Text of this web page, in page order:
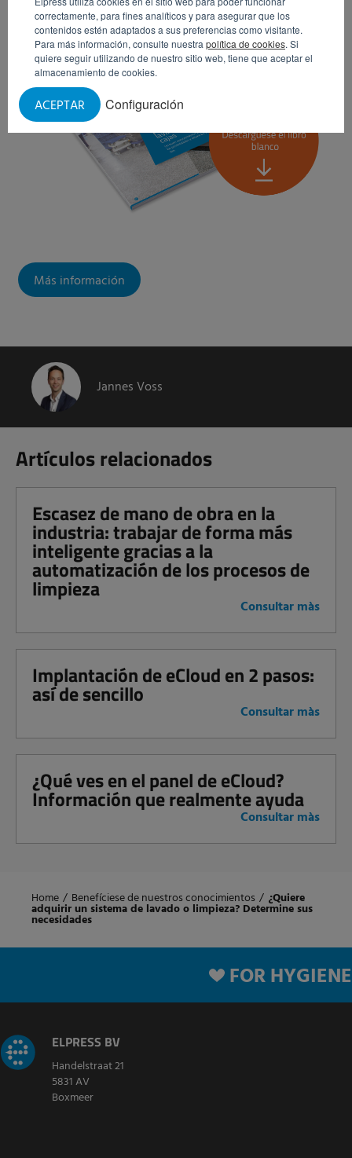
correctamente, para fines analíticos y para asegurar que los
contenidos estén adaptados a sus preferencias como visitante.
Para más información, consulte nuestra política de cookies. Si
quiere seguir utilizando de nuestro sitio web, tiene que aceptar el
almacenamiento de cookies.
Configuración
ACEPTAR
Más información
Jannes Voss
Artículos relacionados
Escasez de mano de obra en la
industria: trabajar de forma más
inteligente gracias a la
automatización de los procesos de
limpieza
Consultar màs
Implantación de eCloud en 2 pasos:
así de sencillo
Consultar màs
¿Qué ves en el panel de eCloud?
Información que realmente ayuda
Consultar màs
Home / Benefíciese de nuestros conocimientos / ¿Quiere
adquirir un sistema de lavado o limpieza? Determine sus
necesidades
FOR HYGIENE
ELPRESS BV
Handelstraat 21
5831 AV
Boxmeer